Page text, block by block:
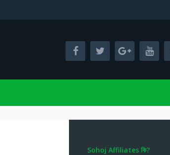
Sohoj Affiliates কি?